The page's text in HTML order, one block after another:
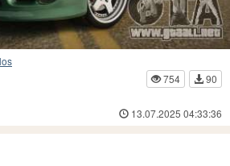
754
90
13.07.2025 04:33:36